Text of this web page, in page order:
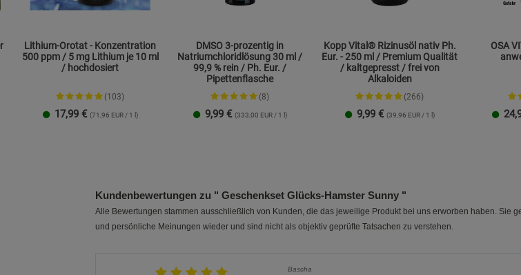
Lithium-Orotat - Konzentration
500 ppm / 5 mg Lithium je 10 ml
/ hochdosiert
(103)
17,99 € (71,96 EUR / 1 l)
DMSO 3-prozentig in
Natriumchloridlösung 30 ml /
99,9 % rein / Ph. Eur. /
Pipettenflasche
(8)
9,99 € (333,00 EUR / 1 l)
Kopp Vital® Rizinusöl nativ Ph.
Eur. - 250 ml / Premium Qualität
/ kaltgepresst / frei von
Alkaloiden
(266)
9,99 € (39,96 EUR / 1 l)
OSA
Kundenbewertungen zu " Geschenkset Glücks-Hamster Sunny "
Alle Bewertungen stammen ausschließlich von Kunden, die das jeweilige Produkt bei uns erworben haben. Sie
und persönliche Meinungen wieder und sind nicht als objektiv geprüfte Tatsachen zu verstehen.
Bascha